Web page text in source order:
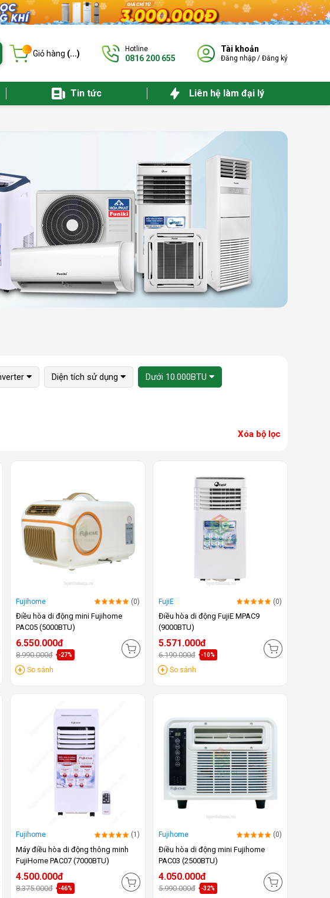
... Giỏ hàng (...) Hotline
0816 200 655
Tài khoản
Đăng nhập / Đăng ký
Tin tức Liên hệ làm đại lý
Diện tích sử dụng Dưới 10.000BTU
Xóa bộ lọc
Fujihome (0)
Điều hòa di động mini Fujihome
PAC05 (5000BTU)
6.550.000đ
8.990.000đ -27%
So sánh
FujiE (0)
Điều hòa di động FujiE MPAC9
(9000BTU)
5.571.000đ
6.190.000đ -10%
So sánh
Fujihome (1)
Máy điều hòa di động thông minh
FujiHome PAC07 (7000BTU)
4.500.000đ
8.375.000đ -46%
Fujihome (0)
Điều hòa di động mini Fujihome
PAC03 (2500BTU)
4.050.000đ
5.990.000đ -32%